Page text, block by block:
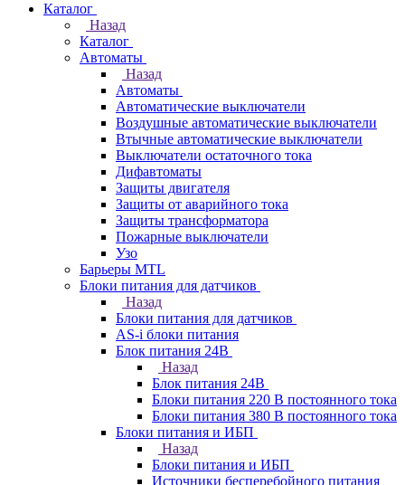
Каталог
Назад
Каталог
Автоматы
Назад
Автоматы
Автоматические выключатели
Воздушные автоматические выключатели
Втычные автоматические выключатели
Выключатели остаточного тока
Дифавтоматы
Защиты двигателя
Защиты от аварийного тока
Защиты трансформатора
Пожарные выключатели
Узо
Барьеры MTL
Блоки питания для датчиков
Назад
Блоки питания для датчиков
AS-i блоки питания
Блок питания 24В
Назад
Блок питания 24В
Блоки питания 220 В постоянного тока
Блоки питания 380 В постоянного тока
Блоки питания и ИБП
Назад
Блоки питания и ИБП
Источники бесперебойного питания